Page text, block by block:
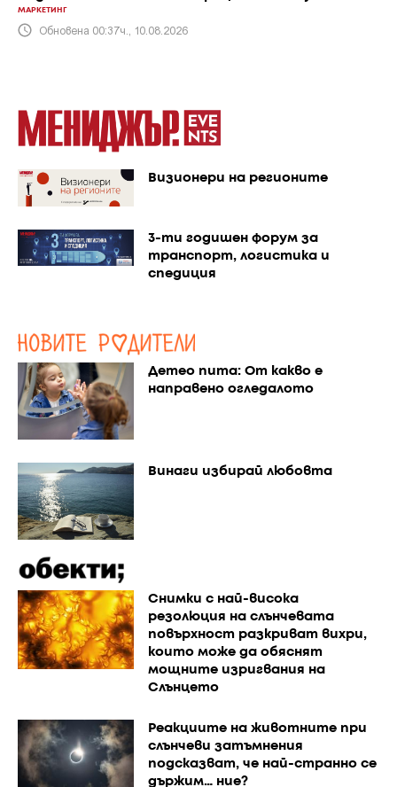
МАРКЕТИНГ
Обновена 00:37ч., 10.08.2026
Визионери на регионите
3-ти годишен форум за
транспорт, логистика и
спедиция
Детео пита: От какво е
направено огледалото
Винаги избирай любовта
Снимки с най-висока
резолюция на слънчевата
повърхност разкриват вихри,
които може да обяснят
мощните изригвания на
Слънцето
Реакциите на животните при
слънчеви затъмнения
подсказват, че най-странно се
държим… ние?